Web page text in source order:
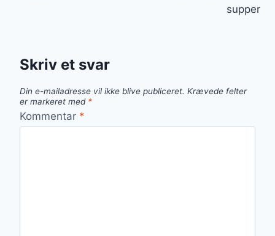
supper
Skriv et svar
Din e-mailadresse vil ikke blive publiceret. Krævede felter
er markeret med *
Kommentar *